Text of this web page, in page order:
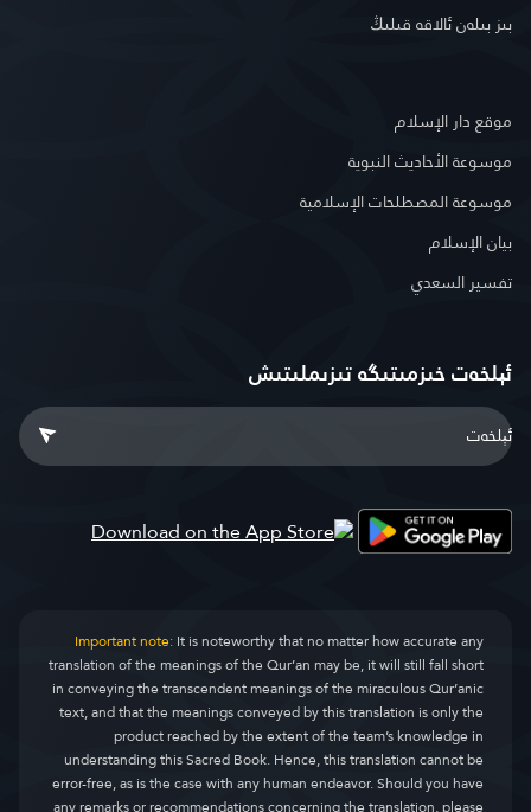
بىز بىلەن ئالاقە قىلىڭ
موقع دار الإسلام
موسوعة الأحاديث النبوية
موسوعة المصطلحات الإسلامية
بيان الإسلام
تفسير السعدي
ئېلخەت خىزمىتىگە تىزىملىتىش
Important note:It is noteworthy that no matter how accurate any
translation of the meanings of the Qur’an may be, it will still fall short
in conveying the transcendent meanings of the miraculous Qur’anic
text, and that the meanings conveyed by this translation is only the
product reached by the extent of the team’s knowledge in
understanding this Sacred Book. Hence, this translation cannot be
error-free, as is the case with any human endeavor. Should you have